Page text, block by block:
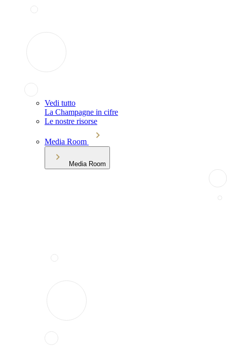
Vedi tutto
La Champagne in cifre
Le nostre risorse
Media Room
Media Room